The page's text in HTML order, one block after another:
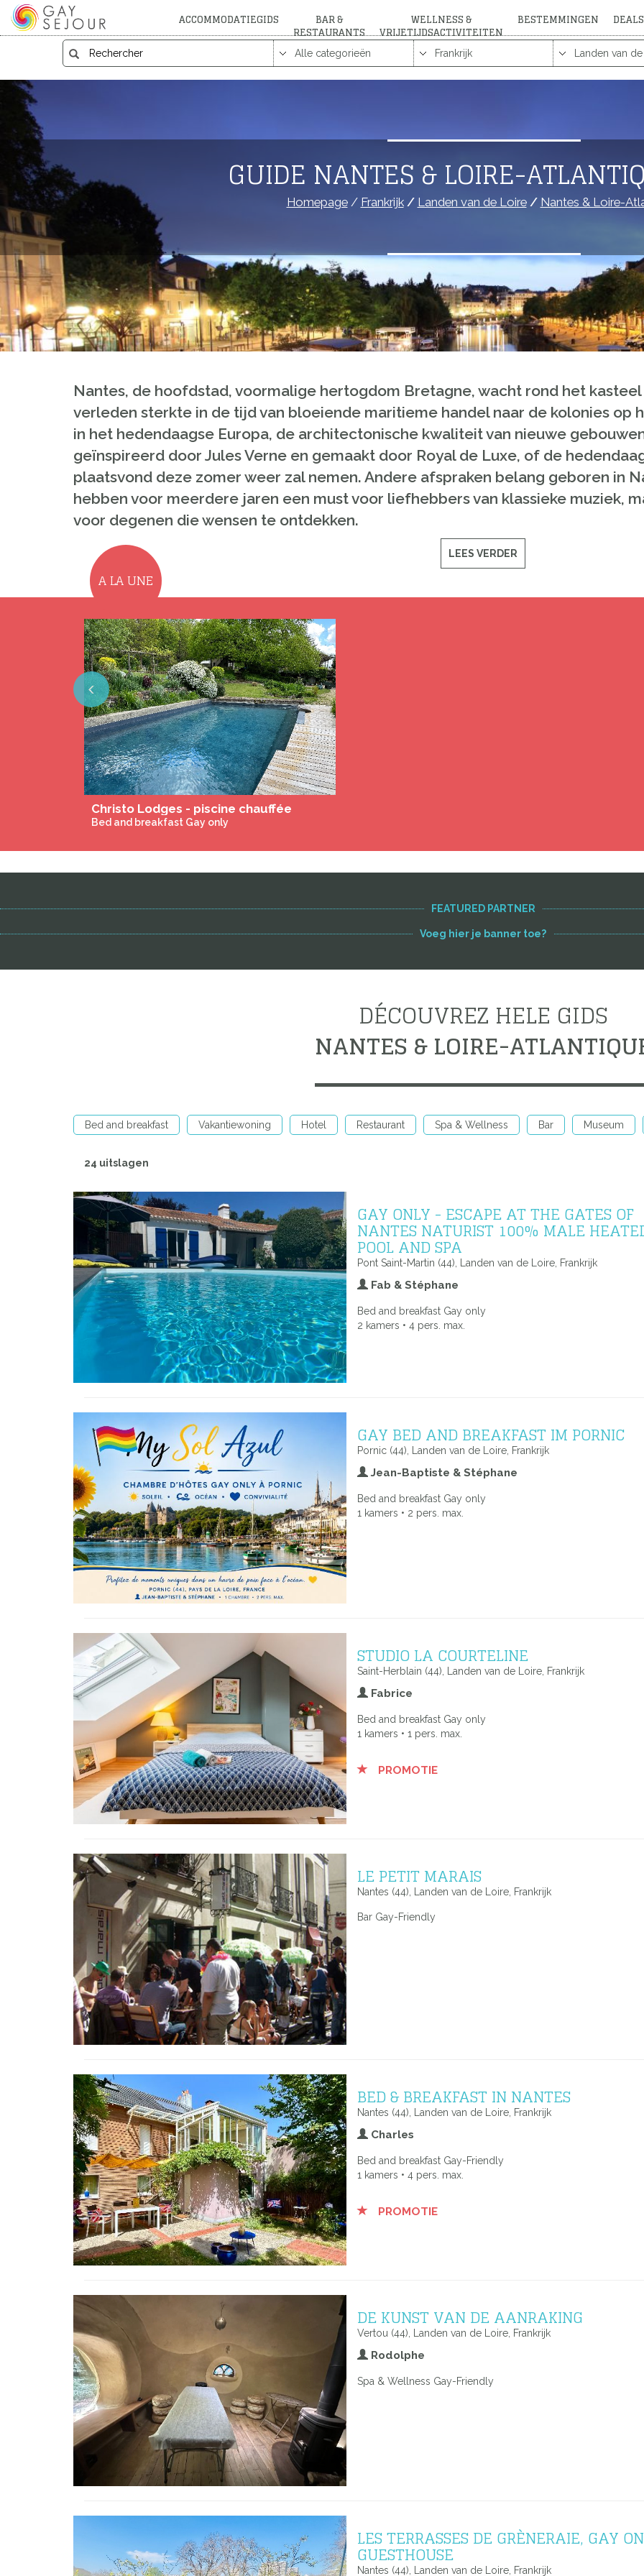
ACCOMMODATIEGIDS BAR &
RESTAURANTS
WELLNESS &
VRIJETIJDSACTIVITEITEN
BESTEMMINGEN DEALS
GUIDE NANTES & LOIRE-
Homepage/ Frankrijk/ Landen van de Loire/ Nantes & Loire-
Nantes, de hoofdstad, voormalige hertogdom Bretagne, wacht rond het kasteel
verleden sterkte in de tijd van bloeiende maritieme handel naar de kolonies op
in het hedendaagse Europa, de architectonische kwaliteit van nieuwe
geïnspireerd door JulesVerne en gemaakt door Royal de Luxe, of de
plaatsvond deze zomer weer zal nemen. Andere afspraken belang geboren in
hebben voor meerdere jaren een must voor liefhebbers van klassieke muziek,
voor degenen die wensen te ontdekken.
LEES VERDER
A LA UNE
Previous
Christo Lodges - piscine chauffée
Bed and breakfast Gay only
FEATURED PARTNER
Voeg hier je banner toe?
DÉCOUVREZ HELE GIDS
NANTES & LOIRE-
Bed and breakfast Vakantiewoning Hotel Restaurant Spa & Wellness Bar Museum
24 uitslagen
GAY ONLY - ESCAPE AT THE GATES OF
NANTES NATURIST 100% MALE
POOL AND SPA
Pont Saint-Martin (44), Landen van de Loire, Frankrijk
Fab & Stéphane
Bed and breakfast Gay only
2 kamers • 4 pers. max.
GAY BED AND BREAKFAST IM PORNIC
Pornic (44), Landen van de Loire, Frankrijk
Jean-Baptiste & Stéphane
Bed and breakfast Gay only
1 kamers • 2 pers. max.
STUDIO LA COURTELINE
Saint-Herblain (44), Landen van de Loire, Frankrijk
Fabrice
Bed and breakfast Gay only
1 kamers • 1 pers. max.
PROMOTIE
LE PETIT MARAIS
Nantes (44), Landen van de Loire, Frankrijk
Bar Gay-Friendly
BED & BREAKFAST IN NANTES
Nantes (44), Landen van de Loire, Frankrijk
Charles
Bed and breakfast Gay-Friendly
1 kamers • 4 pers. max.
PROMOTIE
DE KUNST VAN DE AANRAKING
Vertou (44), Landen van de Loire, Frankrijk
Rodolphe
Spa & Wellness Gay-Friendly
LES TERRASSES DE GRÈNERAIE, GAY
GUESTHOUSE
Nantes (44), Landen van de Loire, Frankrijk